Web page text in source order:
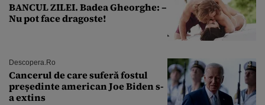
BANCUL ZILEI. Badea Gheorghe: –
Nu pot face dragoste!
Descopera.ro
Cancerul de care suferă fostul
președinte american Joe Biden s-
a extins